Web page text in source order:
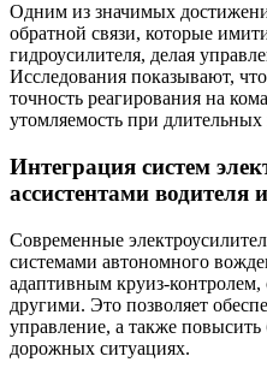
Одним из значимых
обратной связи, которые
гидроусилителя, делая
Исследования показывают,
точность реагирования на
утомляемость при длительных
Интеграция систем
ассистентами водителя
Современные
системами автономного
адаптивным круиз-контролем,
другими. Это позволяет
управление, а также
дорожных ситуациях.